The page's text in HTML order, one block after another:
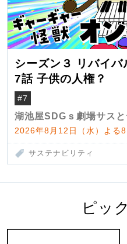
シーズン３ リバイバ
7話 子供の人権？
#7
湖池屋SDGｓ劇場サス
2026年8月12日（水）よる
サステナビリティ
ピッ